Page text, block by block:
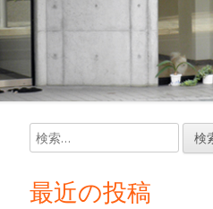
メ
イ
検
索:
最近の投稿